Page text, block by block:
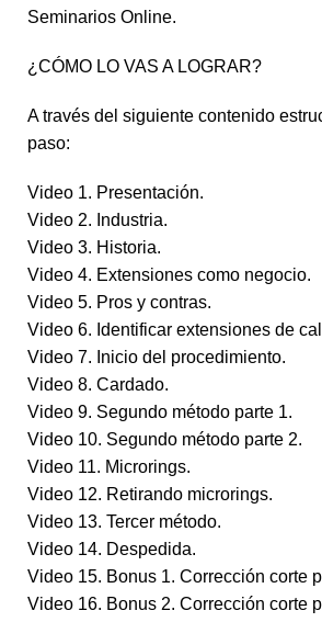
Seminarios Online.
¿CÓMO LO VAS A LOGRAR?
A través del siguiente contenido
paso:
Video 1. Presentación.
Video 2. Industria.
Video 3. Historia.
Video 4. Extensiones como negocio.
Video 5. Pros y contras.
Video 6. Identificar extensiones de
Video 7. Inicio del procedimiento.
Video 8. Cardado.
Video 9. Segundo método parte 1.
Video 10. Segundo método parte 2.
Video 11. Microrings.
Video 12. Retirando microrings.
Video 13. Tercer método.
Video 14. Despedida.
Video 15. Bonus 1. Corrección corte
Video 16. Bonus 2. Corrección corte